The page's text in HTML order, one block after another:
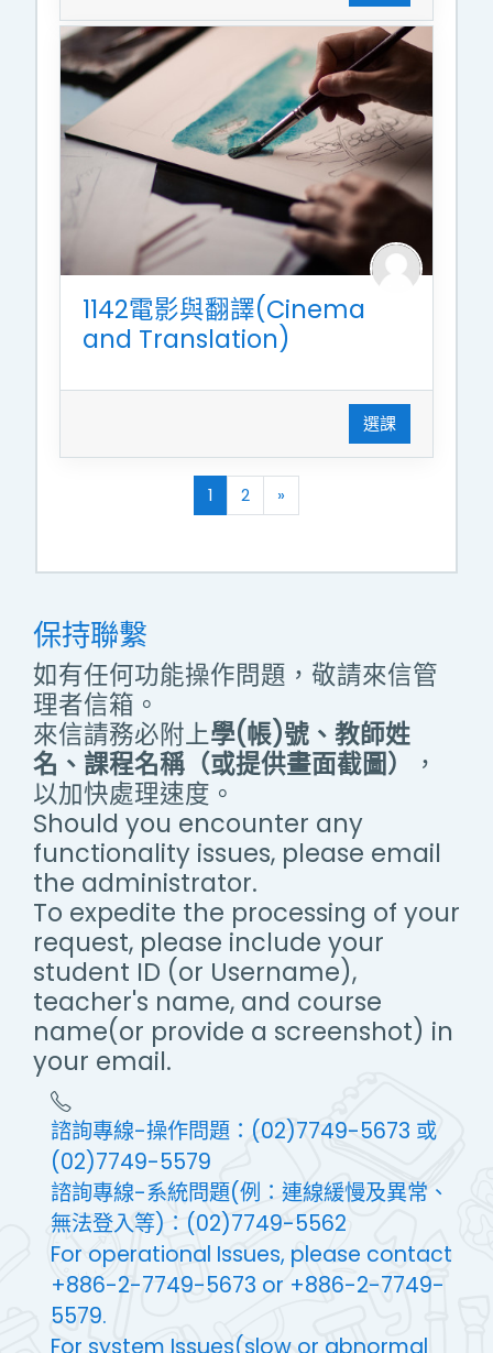
1142電影與翻譯(Cinema
and Translation)
選課
1 (current)
2 »
保持聯繫
如有任何功能操作問題，敬請來信管
理者信箱。
來信請務必附上學(帳)號、教師姓
名、課程名稱（或提供畫面截圖）
，
以加快處理速度。
Should you encounter any
functionality issues, please email
the administrator.
To expedite the processing of your
request, please include your
student ID (or Username),
teacher's name, and course
name(or provide a screenshot) in
your email.
諮詢專線-操作問題：(02)7749-5673 或
(02)7749-5579
諮詢專線-系統問題(例：連線緩慢及異常、
無法登入等)：(02)7749-5562
For operational Issues, please contact
+886-2-7749-5673 or +886-2-7749-
5579.
For system Issues(slow or abnormal